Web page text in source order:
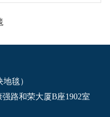
毯）
路和荣大厦B座1902室